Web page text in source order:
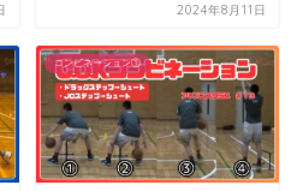
2024年8月11日
コンビネーション①